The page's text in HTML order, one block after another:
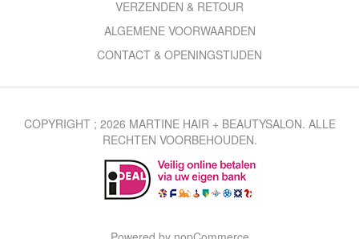
VERZENDEN & RETOUR
ALGEMENE VOORWAARDEN
CONTACT & OPENINGSTIJDEN
COPYRIGHT ; 2026 MARTINE HAIR + BEAUTYSALON. ALLE
RECHTEN VOORBEHOUDEN.